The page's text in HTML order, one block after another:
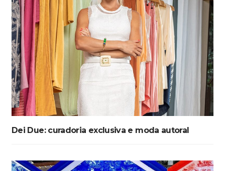
Dei Due: curadoria exclusiva e moda autoral